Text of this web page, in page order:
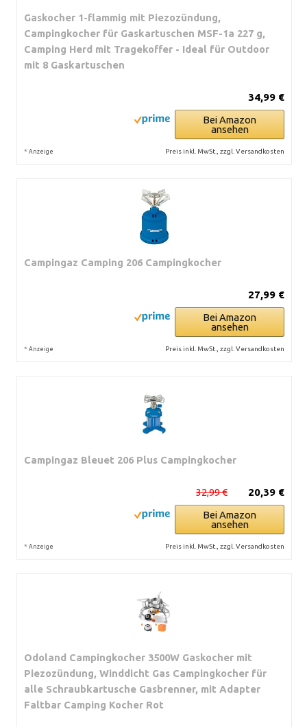
Gaskocher 1-flammig mit Piezozündung,
Campingkocher für Gaskartuschen MSF-1a 227 g,
Camping Herd mit Tragekoffer - Ideal für Outdoor
mit 8 Gaskartuschen
34,99 €
Bei Amazon
ansehen
* Anzeige Preis inkl. MwSt., zzgl. Versandkosten
Campingaz Camping 206 Campingkocher
27,99 €
Bei Amazon
ansehen
* Anzeige Preis inkl. MwSt., zzgl. Versandkosten
Campingaz Bleuet 206 Plus Campingkocher
20,39 €
32,99 €
Bei Amazon
ansehen
* Anzeige Preis inkl. MwSt., zzgl. Versandkosten
Odoland Campingkocher 3500W Gaskocher mit
Piezozündung, Winddicht Gas Campingkocher für
alle Schraubkartusche Gasbrenner, mit Adapter
Faltbar Camping Kocher Rot